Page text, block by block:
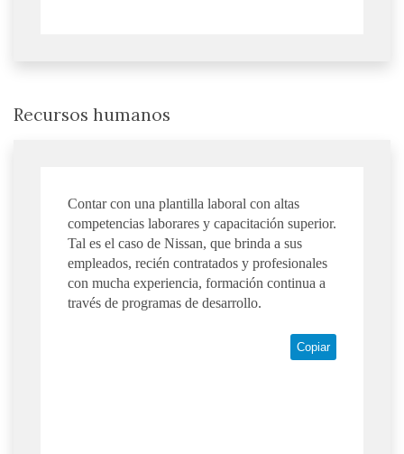
Recursos humanos
Contar con una plantilla laboral con altas
competencias laborares y capacitación superior.
Tal es el caso de Nissan, que brinda a sus
empleados, recién contratados y profesionales
con mucha experiencia, formación continua a
través de programas de desarrollo.
Copiar